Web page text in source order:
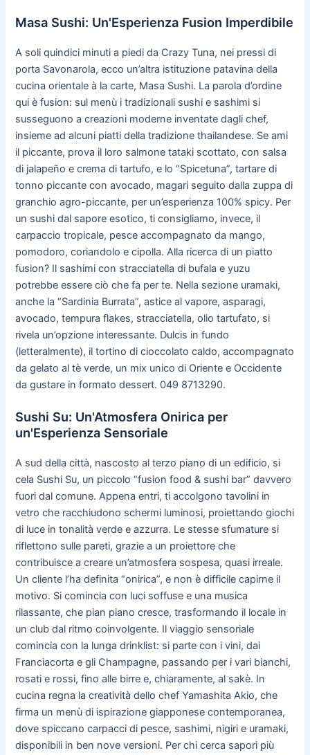
Masa Sushi: Un'Esperienza Fusion Imperdibile
A soli quindici minuti a piedi da Crazy Tuna, nei pressi di
porta Savonarola, ecco un’altra istituzione patavina della
cucina orientale à la carte, Masa Sushi. La parola d’ordine
qui è fusion: sul menù i tradizionali sushi e sashimi si
susseguono a creazioni moderne inventate dagli chef,
insieme ad alcuni piatti della tradizione thailandese. Se ami
il piccante, prova il loro salmone tataki scottato, con salsa
di jalapeño e crema di tartufo, e lo “Spicetuna”, tartare di
tonno piccante con avocado, magari seguito dalla zuppa di
granchio agro-piccante, per un’esperienza 100% spicy. Per
un sushi dal sapore esotico, ti consigliamo, invece, il
carpaccio tropicale, pesce accompagnato da mango,
pomodoro, coriandolo e cipolla. Alla ricerca di un piatto
fusion? Il sashimi con stracciatella di bufala e yuzu
potrebbe essere ciò che fa per te. Nella sezione uramaki,
anche la “Sardinia Burrata”, astice al vapore, asparagi,
avocado, tempura flakes, stracciatella, olio tartufato, si
rivela un’opzione interessante. Dulcis in fundo
(letteralmente), il tortino di cioccolato caldo, accompagnato
da gelato al tè verde, un mix unico di Oriente e Occidente
da gustare in formato dessert. 049 8713290.
Sushi Su: Un'Atmosfera Onirica per
un'Esperienza Sensoriale
A sud della città, nascosto al terzo piano di un edificio, si
cela Sushi Su, un piccolo “fusion food & sushi bar” davvero
fuori dal comune. Appena entri, ti accolgono tavolini in
vetro che racchiudono schermi luminosi, proiettando giochi
di luce in tonalità verde e azzurra. Le stesse sfumature si
riflettono sulle pareti, grazie a un proiettore che
contribuisce a creare un’atmosfera sospesa, quasi irreale.
Un cliente l’ha definita “onirica”, e non è difficile capirne il
motivo. Si comincia con luci soffuse e una musica
rilassante, che pian piano cresce, trasformando il locale in
un club dal ritmo coinvolgente. Il viaggio sensoriale
comincia con la lunga drinklist: si parte con i vini, dai
Franciacorta e gli Champagne, passando per i vari bianchi,
rosati e rossi, fino alle birre e, chiaramente, al sakè. In
cucina regna la creatività dello chef Yamashita Akio, che
firma un menù di ispirazione giapponese contemporanea,
dove spiccano carpacci di pesce, sashimi, nigiri e uramaki,
disponibili in ben nove versioni. Per chi cerca sapori più